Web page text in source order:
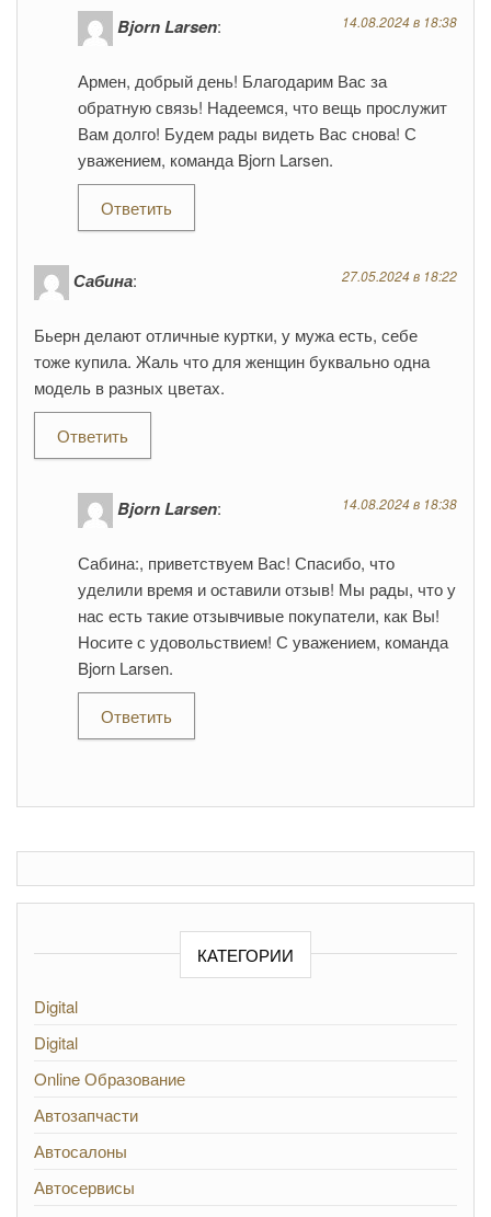
Bjorn Larsen: 14.08.2024 в 18:38
Армен, добрый день! Благодарим Вас за
обратную связь! Надеемся, что вещь прослужит
Вам долго! Будем рады видеть Вас снова! С
уважением, команда Bjorn Larsen.
Ответить
Сабина: 27.05.2024 в 18:22
Бьерн делают отличные куртки, у мужа есть, себе
тоже купила. Жаль что для женщин буквально одна
модель в разных цветах.
Ответить
Bjorn Larsen: 14.08.2024 в 18:38
Сабина:, приветствуем Вас! Спасибо, что
уделили время и оставили отзыв! Мы рады, что у
нас есть такие отзывчивые покупатели, как Вы!
Носите с удовольствием! С уважением, команда
Bjorn Larsen.
Ответить
КАТЕГОРИИ
Digital
Digital
Online Образование
Автозапчасти
Автосалоны
Автосервисы